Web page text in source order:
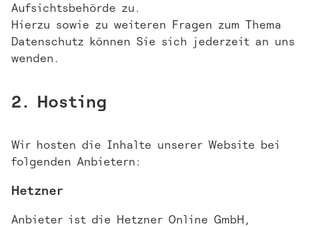
Aufsichtsbehörde zu.
Hierzu sowie zu weiteren Fragen zum Thema
Datenschutz können Sie sich jederzeit an uns
wenden.
2. Hosting
Wir hosten die Inhalte unserer Website bei
folgenden Anbietern:
Hetzner
Anbieter ist die Hetzner Online GmbH,